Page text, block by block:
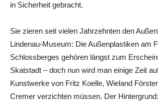
in Sicherheit gebracht.
Sie zieren seit vielen Jahrzehnten den
Lindenau-Museum: Die Außenplastiken am
Schlossberges gehören längst zum
Skatstadt – doch nun wird man einige Zeit
Kunstwerke von Fritz Koelle, Wieland
Cremer verzichten müssen. Der